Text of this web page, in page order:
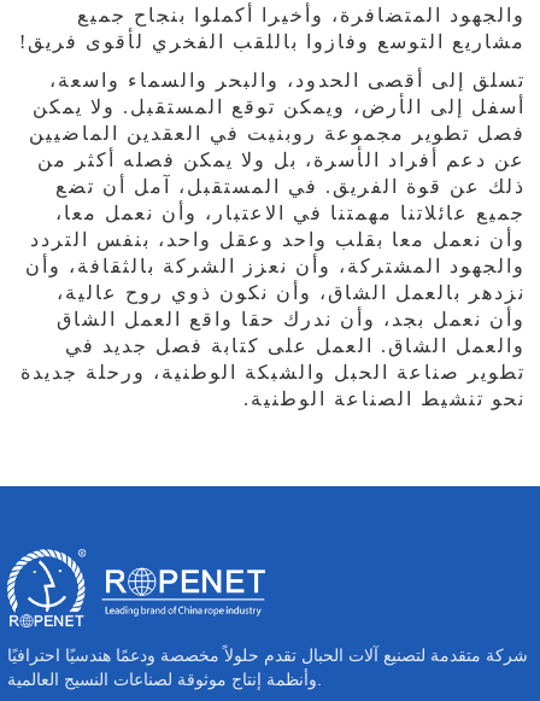
والجهود المتضافرة، وأخيرا أكملوا بنجاح جميع
مشاريع التوسع وفازوا باللقب الفخري لأقوى فريق!
تسلق إلى أقصى الحدود، والبحر والسماء واسعة،
أسفل إلى الأرض، ويمكن توقع المستقبل. ولا يمكن
فصل تطوير مجموعة روبنيت في العقدين الماضيين
عن دعم أفراد الأسرة، بل ولا يمكن فصله أكثر من
ذلك عن قوة الفريق. في المستقبل، آمل أن تضع
جميع عائلاتنا مهمتنا في الاعتبار، وأن نعمل معا،
وأن نعمل معا بقلب واحد وعقل واحد، بنفس التردد
والجهود المشتركة، وأن نعزز الشركة بالثقافة، وأن
نزدهر بالعمل الشاق، وأن نكون ذوي روح عالية،
وأن نعمل بجد، وأن ندرك حقا واقع العمل الشاق
والعمل الشاق. العمل على كتابة فصل جديد في
تطوير صناعة الحبل والشبكة الوطنية، ورحلة جديدة
نحو تنشيط الصناعة الوطنية.
شركة متقدمة لتصنيع آلات الحبال تقدم حلولاً مخصصة ودعمًا هندسيًا احترافيًا